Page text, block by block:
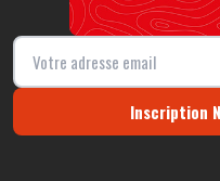
Inscription